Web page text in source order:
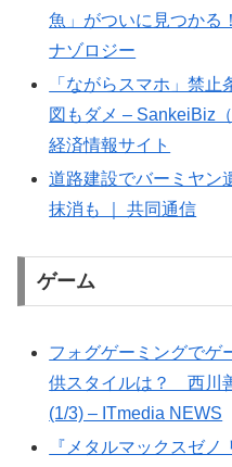
魚」がついに見つかる
ナゾロジー
「ながらスマホ」禁
図もダメ – SankeiBiz
経済情報サイト
道路建設でバーミヤ
抹消も ｜ 共同通信
ゲーム
フォグゲーミングで
供スタイルは？ 西川
(1/3) – ITmedia NEWS
『メタルマックスゼ